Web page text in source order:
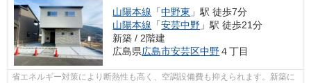
山陽本線 「中野東 」駅 徒歩7分
山陽本線 「安芸中野 」駅 徒歩21分
新築 / 2階建
広島県広島市安芸区中野４丁目
省エネルギー対策により断熱性も高く、空調設備費も抑えられます。新築に